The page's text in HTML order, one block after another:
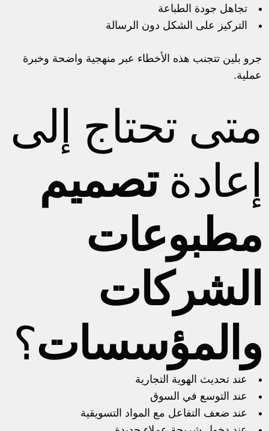
تجاهل جودة الطباعة
التركيز على الشكل دون الرسالة
جرو بلين تتجنب هذه الأخطاء عبر منهجية واضحة وخبرة
عملية.
متى تحتاج إلى
إعادةتصميم
مطبوعات
الشركات
والمؤسسات؟
عند تحديث الهوية التجارية
عند التوسع في السوق
عند ضعف التفاعل مع المواد التسويقية